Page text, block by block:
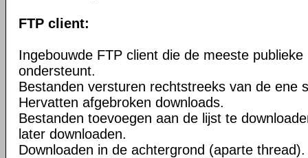
FTP client:
Ingebouwde FTP client die de meeste
ondersteunt.
Bestanden versturen rechtstreeks van de ene
Hervatten afgebroken downloads.
Bestanden toevoegen aan de lijst te
later downloaden.
Downloaden in de achtergrond (aparte thread).